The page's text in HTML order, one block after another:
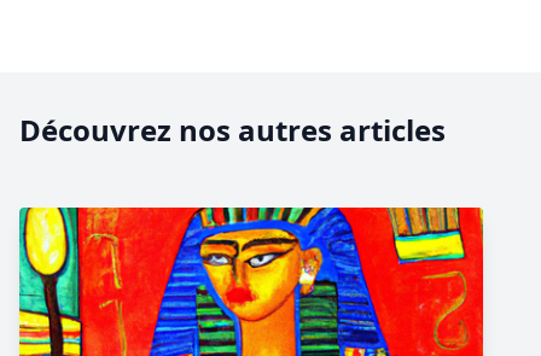
Découvrez nos autres articles